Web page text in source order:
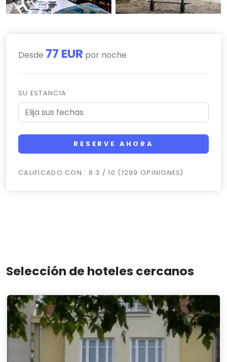
Desde 77 EUR por noche
SU ESTANCIA
RESERVE AHORA
CALIFICADO CON : 8.3 / 10 (1299 OPINIONES)
Selección de hoteles cercanos